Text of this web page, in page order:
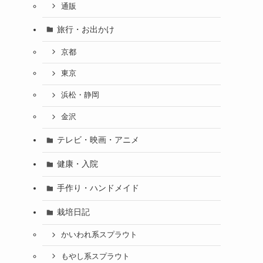
通販
旅行・お出かけ
京都
東京
浜松・静岡
金沢
テレビ・映画・アニメ
健康・入院
手作り・ハンドメイド
栽培日記
かいわれ系スプラウト
もやし系スプラウト